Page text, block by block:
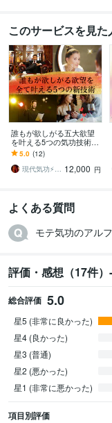
このサービスを見
誰もが欲しがる五大欲望
を叶える5つの気功技術ま
す 情報空間から愛・富・
美・存在感・生命力のラ
ンクアップを叶える
5.0 (12)
現代気功⚡神念伝達師＠SHANTY巫香 12,000 円
よくある質問
モテ気功のアル
評価・感想（17件
総合評価 5.0
星5 (非常に良かった)
星4 (良かった)
星3 (普通)
星2 (悪かった)
星1 (非常に悪かった)
項目別評価